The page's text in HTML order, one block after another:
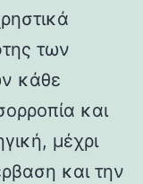
των
κάθε
και
μέχρι
και την